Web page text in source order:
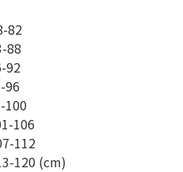
82
88
92
96
100
106
112
120 (cm)